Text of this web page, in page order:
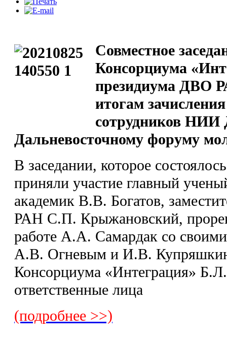
Совместное
Консорциума
президиума ДВО
итогам
сотрудников НИИ
Дальневосточному форуму
В заседании, которое
приняли участие главный
академик В.В. Богатов,
РАН С.П. Крыжановский,
работе А.А. Самардак со
А.В. Огневым и И.В.
Консорциума «Интеграция»
ответственные лица
(подробнее >>)